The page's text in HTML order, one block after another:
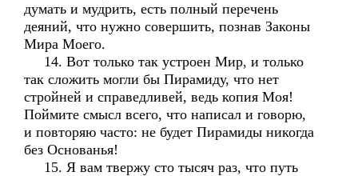
думать и мудрить, есть полный перечень
деяний, что нужно совершить, познав Законы
Мира Моего.
14. Вот только так устроен Мир, и только
так сложить могли бы Пирамиду, что нет
стройней и справедливей, ведь копия Моя!
Поймите смысл всего, что написал и говорю,
и повторяю часто: не будет Пирамиды никогда
без Основанья!
15. Я вам твержу сто тысяч раз, что путь